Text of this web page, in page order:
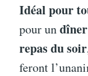
Idéal pour
pour un
repas du soir
feront